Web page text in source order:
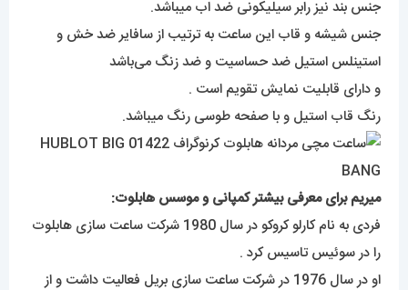
جنس بند نیز رابر سیلیکونی ضد اب میباشد.
جنس شیشه و قاب این ساعت به ترتیب از سافایر ضد خش و
استینلس استیل ضد حساسیت و ضد زنگ می‌باشد
و دارای قابلیت نمایش تقویم است .
رنگ قاب استیل و با صفحه طوسی رنگ میباشد.
میریم برای معرفی بیشتر کمپانی و موسس هابلوت:
فردی به نام کارلو کروکو در سال 1980 شرکت ساعت سازی هابلوت
را در سوئیس تاسیس کرد .
او در سال 1976 در شرکت ساعت سازی بریل فعالیت داشت و از